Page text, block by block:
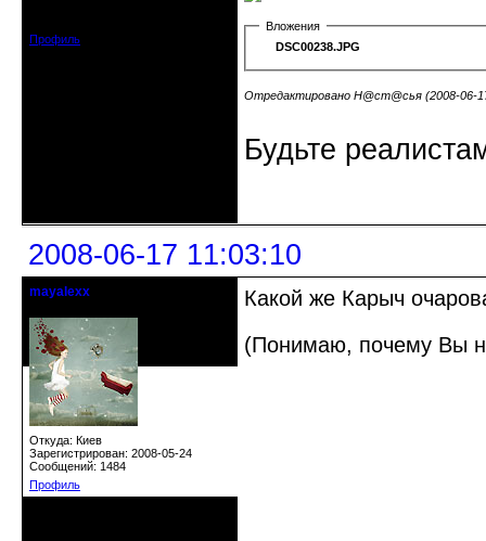
Профиль
Вложения
DSC00238.JPG
Отредактировано Н@ст@сья (2008-06-
Будьте
2008-06-17 11:03:10
mayalexx
Откуда: Киев
Зарегистрирован: 2008-05-24
Сообщений: 1484
Профиль
Какой же Карыч
(Понимаю, почему Вы